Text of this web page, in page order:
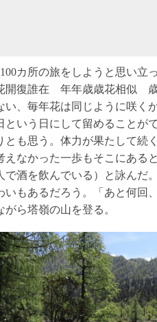
カ所の旅をしようと思い立
開復誰在 年年歳歳花相似
、毎年花は同じように咲く
いう日にして留めることが
も思う。体力が果たして続
なかった一歩もそこにあると
酒を飲んでいる）と詠んだ
もあるだろう。「あと何回
ら塔嶺の山を登る。